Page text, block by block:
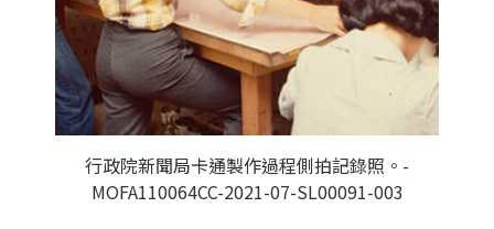
行政院新聞局卡通製作過程側拍記錄照。-
MOFA110064CC-2021-07-SL00091-003